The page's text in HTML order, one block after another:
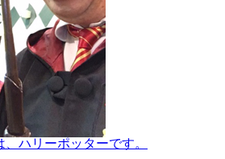
ハリーポッターです。